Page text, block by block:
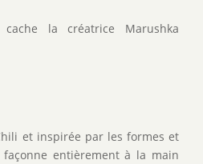
la créatrice Marushka
et inspirée par les formes et
entièrement à la main